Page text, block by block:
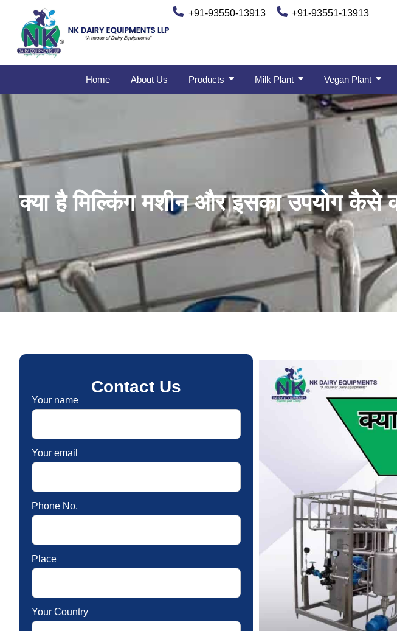
+91-93550-13913 +91-93551-13913
Home About Us Products Milk Plant Vegan Plant
क्या है मिल्किंग मशीन और इसका उपयोग कैसे
Contact Us
Your name
Your email
Phone No.
Place
Your Country